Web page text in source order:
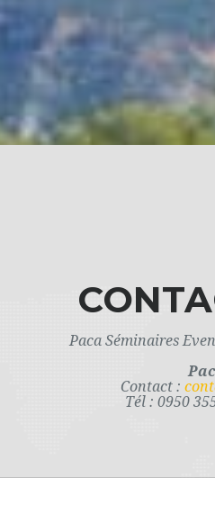
Paca Séminaires
Contact :
Tél : 0950